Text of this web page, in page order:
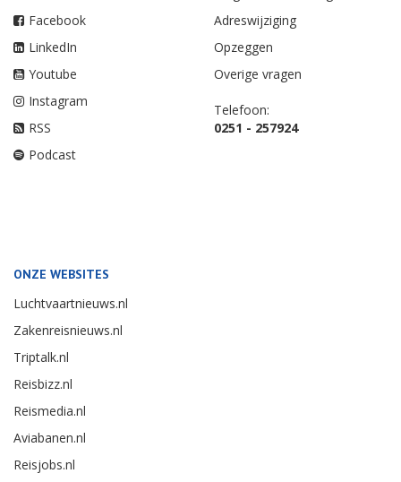
Facebook
LinkedIn
Youtube
Instagram
RSS
Podcast
Adreswijziging
Opzeggen
Overige vragen
Telefoon:
0251 - 257924
ONZE WEBSITES
Luchtvaartnieuws.nl
Zakenreisnieuws.nl
Triptalk.nl
Reisbizz.nl
Reismedia.nl
Aviabanen.nl
Reisjobs.nl